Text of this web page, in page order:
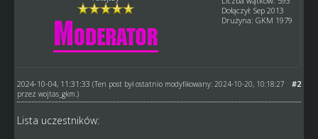
Dołączył: Sep 2013
Drużyna: GKM 1979
#2
2024-10-04, 11:31:33 (Ten post był ostatnio modyfikowany: 2024-10-20, 10:18:27
przez wojtas_gkm .)
Lista uczestników: